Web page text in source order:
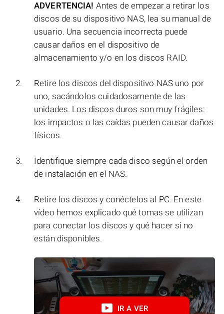
ADVERTENCIA! Antes de empezar a retirar los
discos de su dispositivo NAS, lea su manual de
usuario. Una secuencia incorrecta puede
causar daños en el dispositivo de
almacenamiento y/o en los discos RAID.
Retire los discos del dispositivo NAS uno por
uno, sacándolos cuidadosamente de las
unidades. Los discos duros son muy frágiles:
los impactos o las caídas pueden causar daños
físicos.
Identifique siempre cada disco según el orden
de instalación en el NAS.
Retire los discos y conéctelos al PC. En este
vídeo hemos explicado qué tomas se utilizan
para conectar los discos y qué hacer si no
están disponibles.
IR A VER